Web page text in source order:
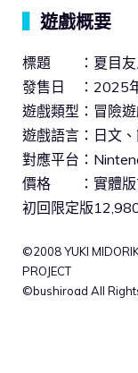
遊戲概要
標題 ：夏目友
發售日 ：2025
遊戲類型：冒險
遊戲語言：日文
對應平台：
價格 ：實體版
初回限定版
©2008 YUKI
PROJECT
©bushiroad All